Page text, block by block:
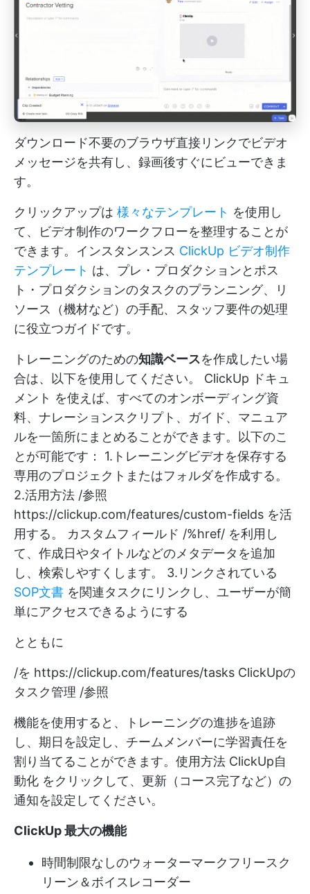
ダウンロード不要のブラウザ直接リンクでビデオ
メッセージを共有し、録画後すぐにビューできま
す。
クリックアップは 様々なテンプレート を使用し
て、ビデオ制作のワークフローを整理することが
できます。インスタンスンス ClickUp ビデオ制作
テンプレート は、プレ・プロダクションとポス
ト・プロダクションのタスクのプランニング、リ
ソース（機材など）の手配、スタッフ要件の処理
に役立つガイドです。
トレーニングのための知識ベースを作成したい場
合は、以下を使用してください。 ClickUp ドキュ
メント を使えば、すべてのオンボーディング資
料、ナレーションスクリプト、ガイド、マニュア
ルを一箇所にまとめることができます。以下のこ
とが可能です： 1.トレーニングビデオを保存する
専用のプロジェクトまたはフォルダを作成する。
2.活用方法 /参照
https://clickup.com/features/custom-fields を活
用する。 カスタムフィールド /%href/ を利用し
て、作成日やタイトルなどのメタデータを追加
し、検索しやすくします。 3.リンクされている
SOP文書 を関連タスクにリンクし、ユーザーが簡
単にアクセスできるようにする
とともに
/を https://clickup.com/features/tasks ClickUpの
タスク管理 /参照
機能を使用すると、トレーニングの進捗を追跡
し、期日を設定し、チームメンバーに学習責任を
割り当てることができます。使用方法 ClickUp自
動化 をクリックして、更新（コース完了など）の
通知を設定してください。
ClickUp 最大の機能
時間制限なしのウォーターマークフリースク
リーン＆ボイスレコーダー